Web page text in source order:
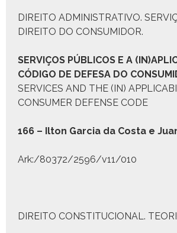
DIREITO ADMINISTRATIVO.
DIREITO DO CONSUMIDOR.
SERVIÇOS PÚBLICOS E A (IN)A
CÓDIGO DE DEFESA DO C
SERVICES AND THE (IN)
CONSUMER DEFENSE CODE
166 – Ilton Gar­cia da Cos­ta e
Ark:/80372/2596/v11/010
DIREITO CONSTITUCIONAL.